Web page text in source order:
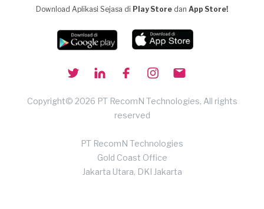
Download Aplikasi Sejasa di Play Store dan App Store!
Copyright© 2026 PT RecomN Technologies, All rights
reserved
PT RecomN Technologies
Gold Coast Office
Jakarta Utara, DKI Jakarta